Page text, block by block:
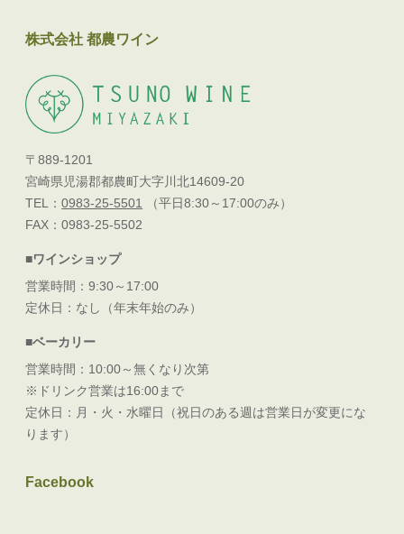
株式会社 都農ワイン
〒889-1201
宮崎県児湯郡都農町大字川北14609-20
TEL：0983-25-5501
（平日8:30～17:00のみ）
FAX：0983-25-5502
■ワインショップ
営業時間：9:30～17:00
定休日：なし（年末年始のみ）
■ベーカリー
営業時間：10:00～無くなり次第
※ドリンク営業は16:00まで
定休日：月・火・水曜日（祝日のある週は営業日が変更にな
ります）
Facebook